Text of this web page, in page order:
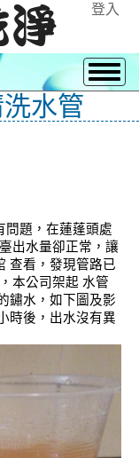
登入
水管
問題，在蓮蓬頭處
出水量卻正常，讓
查看，發現管路已
本公司架起 水管
鏽水，如下圖及影
時後，出水沒有異